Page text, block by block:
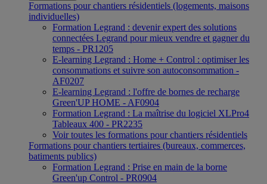
Formations pour chantiers résidentiels (logements, maisons
individuelles)
Formation Legrand : devenir expert des solutions
connectées Legrand pour mieux vendre et gagner du
temps - PR1205
E-learning Legrand : Home + Control : optimiser les
consommations et suivre son autoconsommation -
AF0207
E-learning Legrand : l'offre de bornes de recharge
Green'UP HOME - AF0904
Formation Legrand : La maîtrise du logiciel XLPro4
Tableaux 400 - PR2235
Voir toutes les formations pour chantiers résidentiels
Formations pour chantiers tertiaires (bureaux, commerces,
batiments publics)
Formation Legrand : Prise en main de la borne
Green'up Control - PR0904